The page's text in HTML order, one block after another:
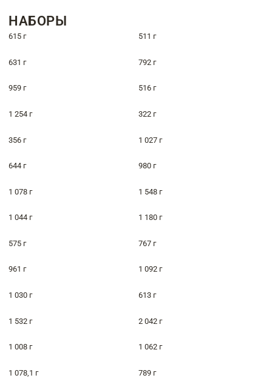
НАБОРЫ
615 г 511 г
631 г 792 г
959 г 516 г
1 254 г 322 г
356 г 1 027 г
644 г 980 г
1 078 г 1 548 г
1 044 г 1 180 г
575 г 767 г
961 г 1 092 г
1 030 г 613 г
1 532 г 2 042 г
1 008 г 1 062 г
1 078,1 г 789 г